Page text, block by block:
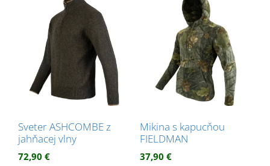
na
stránke
produktu.
na
Sveter ASHCOMBE z
jahňacej vlny
72,90 €
Mikina s kapucňou
FIELDMAN
37,90 €